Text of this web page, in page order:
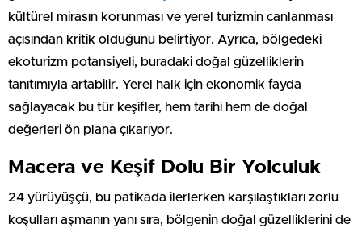
kültürel mirasın korunması ve yerel turizmin canlanması
açısından kritik olduğunu belirtiyor. Ayrıca, bölgedeki
ekoturizm potansiyeli, buradaki doğal güzelliklerin
tanıtımıyla artabilir. Yerel halk için ekonomik fayda
sağlayacak bu tür keşifler, hem tarihi hem de doğal
değerleri ön plana çıkarıyor.
Macera ve Keşif Dolu Bir Yolculuk
24 yürüyüşçü, bu patikada ilerlerken karşılaştıkları zorlu
koşulları aşmanın yanı sıra, bölgenin doğal güzelliklerini de